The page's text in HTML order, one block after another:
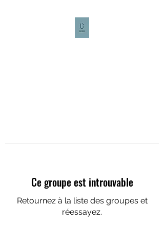
Ce groupe est introuvable
Retournez à la liste des groupes et
réessayez.